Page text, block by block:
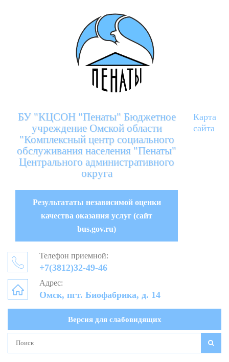
БУ "КЦСОН "Пенаты" Бюджетное
учреждение Омской области
"Комплексный центр социального
обслуживания населения "Пенаты"
Центрального административного
округа
Результататы независимой оценки
качества оказания услуг (сайт
bus.gov.ru)
Карта
сайта
Телефон приемной:
+7(3812)32-49-46
Адрес:
Омск, пгт. Биофабрика, д. 14
Версия для слабовидящих